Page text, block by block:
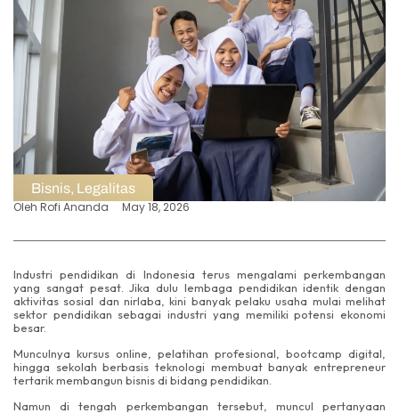
Bisnis, Legalitas
Oleh Rofi Ananda May 18, 2026
Industri pendidikan di Indonesia terus mengalami perkembangan
yang sangat pesat. Jika dulu lembaga pendidikan identik dengan
aktivitas sosial dan nirlaba, kini banyak pelaku usaha mulai melihat
sektor pendidikan sebagai industri yang memiliki potensi ekonomi
besar.
Munculnya kursus online, pelatihan profesional, bootcamp digital,
hingga sekolah berbasis teknologi membuat banyak entrepreneur
tertarik membangun bisnis di bidang pendidikan.
Namun di tengah perkembangan tersebut, muncul pertanyaan